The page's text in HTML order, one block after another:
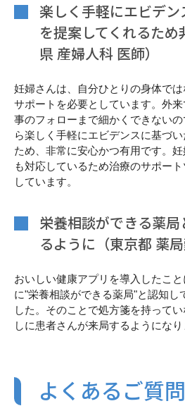
楽しく手軽にエビデ
を提案してくれるた
県 産婦人科 医師）
妊婦さんは、自分ひとりの身体で
サポートを必要としています。外
事のフォローまで細かくできない
ら楽しく手軽にエビデンスに基づ
ため、非常に安心かつ有用です。
も対応しているため治療のサポー
しています。
栄養相談ができる薬
るように（東京都 薬局
おいしい健康アプリを導入したこ
に"栄養相談ができる薬局"と認知し
した。そのことで処方箋を持って
しに患者さんが来局するようになり
よくあるご質問